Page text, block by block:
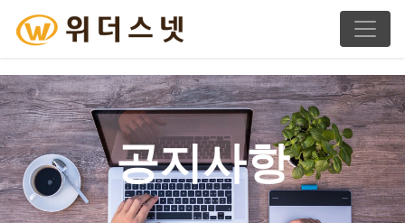
공지사항